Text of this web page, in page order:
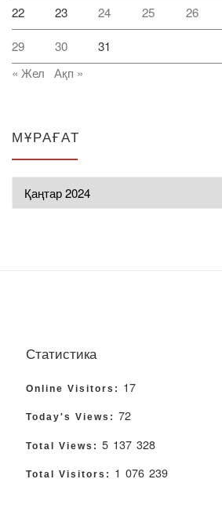
22 23 24 25 26
29 30
31
« Жел
Ақп »
МҰРАҒАТ
Статистика
Online Visitors: 17
Today's Views: 72
Total Views: 5 137 328
Total Visitors: 1 076 239